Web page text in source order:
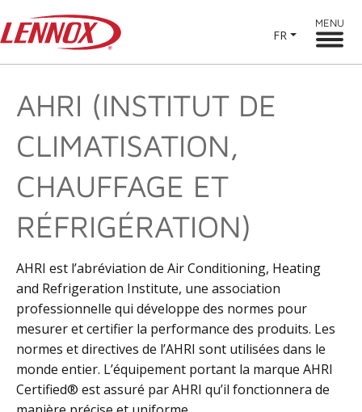
FR
MENU
AHRI (INSTITUT DE
CLIMATISATION,
CHAUFFAGE ET
RÉFRIGÉRATION)
AHRI est l’abréviation de Air Conditioning, Heating
and Refrigeration Institute, une association
professionnelle qui développe des normes pour
mesurer et certifier la performance des produits. Les
normes et directives de l’AHRI sont utilisées dans le
monde entier. L’équipement portant la marque AHRI
Certified® est assuré par AHRI qu’il fonctionnera de